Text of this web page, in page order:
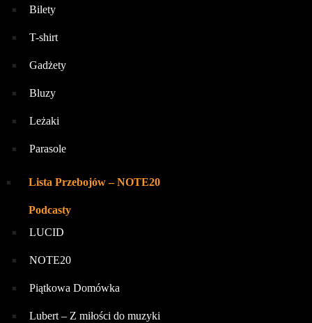
Bilety
T-shirt
Gadżety
Bluzy
Leżaki
Parasole
Lista Przebojów – NOTE20
Podcasty
LUCID
NOTE20
Piątkowa Domówka
Lubert – Z miłości do muzyki